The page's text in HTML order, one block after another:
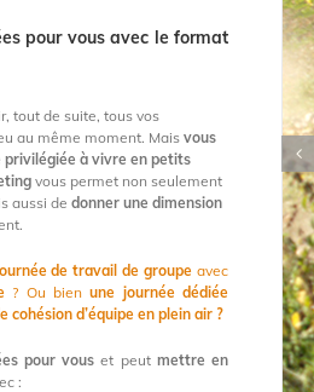
pour vous avec le format
tout de suite, tous vos
au même moment. Mais vous
à vivre en petits
vous permet non seulement
aussi de donner une dimension
de travail de groupe avec
? Ou bienune journée dédiée
d’équipe en plein air ?
pour vous et peut mettre en
: